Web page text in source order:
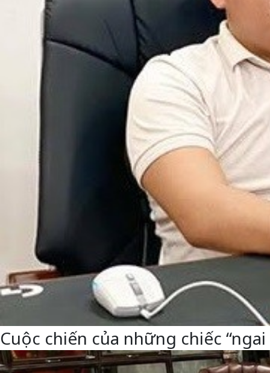
Cuộc chiến của những chiếc